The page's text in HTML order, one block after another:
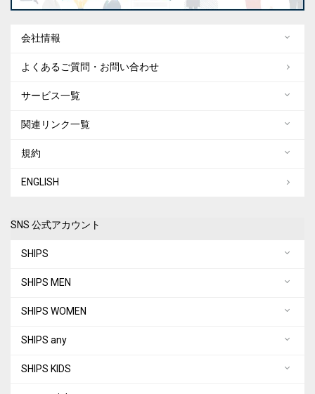
会社情報
よくあるご質問・お問い合わせ
サービス一覧
関連リンク一覧
規約
ENGLISH
SNS 公式アカウント
SHIPS
SHIPS MEN
SHIPS WOMEN
SHIPS any
SHIPS KIDS